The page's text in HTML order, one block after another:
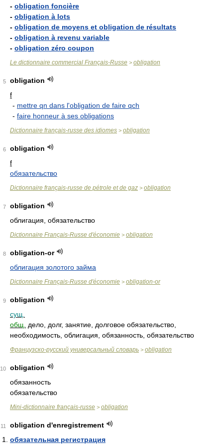
- obligation foncière
- obligation à lots
- obligation de moyens et obligation de résultats
- obligation à revenu variable
- obligation zéro coupon
Le dictionnaire commercial Français-Russe > obligation
5
obligation
f
- mettre qn dans l'obligation de faire qch
- faire honneur à ses obligations
Dictionnaire français-russe des idiomes > obligation
6
obligation
f
обязательство
Dictionnaire français-russe de pétrole et de gaz > obligation
7
obligation
облигация, обязательство
Dictionnaire Français-Russe d'économie > obligation
8
obligation-or
облигация золотого займа
Dictionnaire Français-Russe d'économie > obligation-or
9
obligation
сущ.
общ.
дело, долг, занятие, долговое обязательство,
необходимость, облигация, обязанность, обязательство
Французско-русский универсальный словарь > obligation
10
obligation
обязанность
обязательство
Mini-dictionnaire français-russe > obligation
11
obligation d'enregistrement
обязательная регистрация